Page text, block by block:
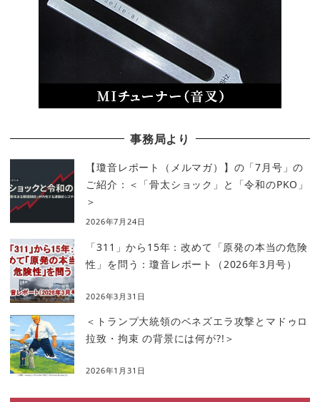
事務局より
【瓊音レポート（メルマガ）】の「7月号」の
ご紹介：＜「骨太ショック」と「令和のPKO」
＞
2026年7月24日
「311」から15年：改めて「原発の本当の危険
性」を問う：瓊音レポート（2026年3月号）
2026年3月31日
＜トランプ大統領のベネズエラ攻撃とマドゥロ
拉致・拘束 の背景には何が?!＞
2026年1月31日